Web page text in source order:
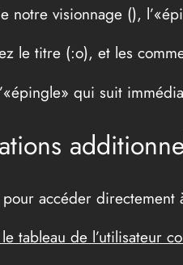
notre visionnage (),
le titre (:o), et les
qui suit
accéder directement
tableau de l’utilisateur